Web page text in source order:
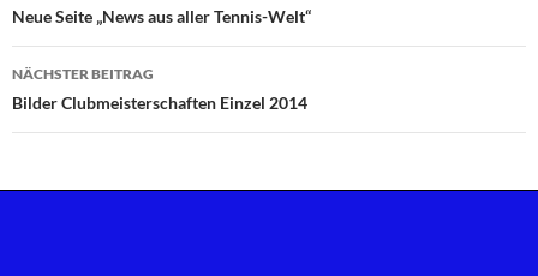
Neue Seite „News aus aller Tennis-Welt“
NÄCHSTER BEITRAG
Bilder Clubmeisterschaften Einzel 2014